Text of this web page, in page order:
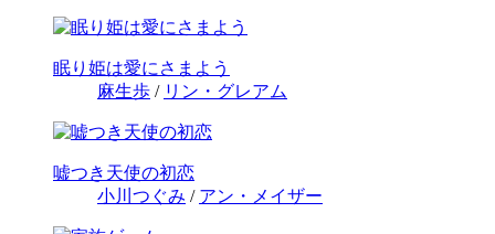
眠り姫は愛にさまよう
麻生歩 / リン・グレアム
嘘つき天使の初恋
小川つぐみ / アン・メイザー